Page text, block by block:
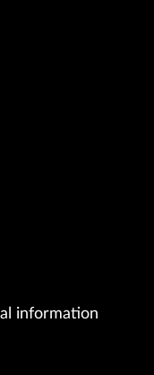
information